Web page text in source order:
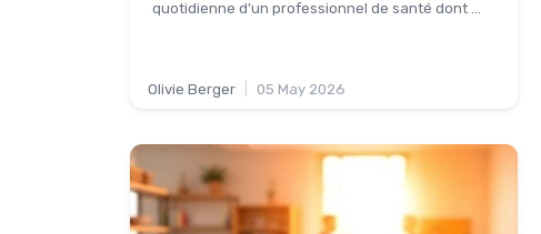
quotidienne d’un professionnel de santé dont ...
Olivie Berger 05 May 2026